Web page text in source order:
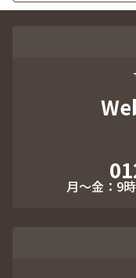
月～金：9